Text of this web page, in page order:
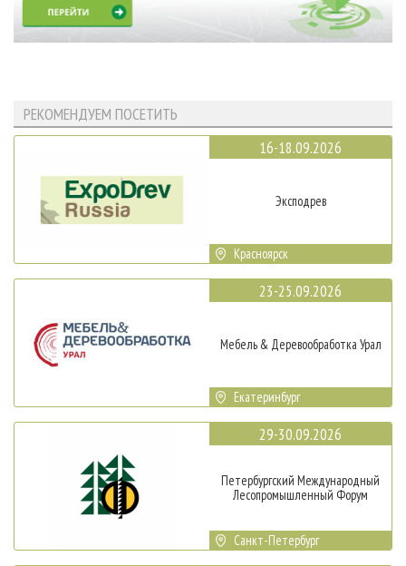
РЕКОМЕНДУЕМ ПОСЕТИТЬ
16-18.09.2026
Эксподрев
Красноярск
23-25.09.2026
Мебель & Деревообработка Урал
Екатеринбург
29-30.09.2026
Петербургский Международный
Лесопромышленный Форум
Санкт-Петербург